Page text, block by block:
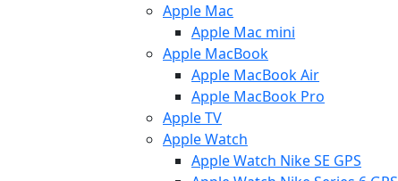
Apple Mac
Apple Mac mini
Apple MacBook
Apple MacBook Air
Apple MacBook Pro
Apple TV
Apple Watch
Apple Watch Nike SE GPS